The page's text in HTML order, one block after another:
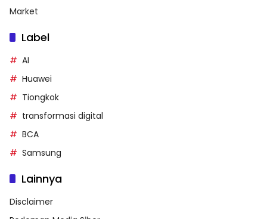
Market
Label
AI
Huawei
Tiongkok
transformasi digital
BCA
Samsung
Lainnya
Disclaimer